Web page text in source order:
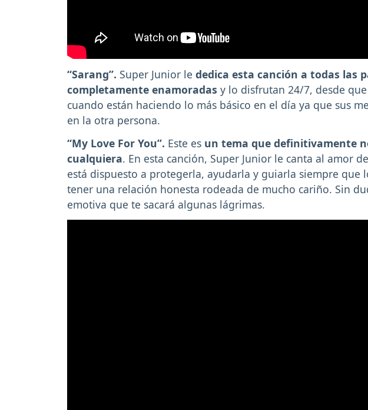
“Sarang”. Super Junior le dedica esta canción a todas las
completamente enamoradas y lo disfrutan 24/7, desde
cuando están haciendo lo más básico en el día ya que sus
en la otra persona.
“My Love For You”. Este es un tema que definitivamente
cualquiera. En esta canción, Super Junior le canta al amor
está dispuesto a protegerla, ayudarla y guiarla siempre que
tener una relación honesta rodeada de mucho cariño. Sin
emotiva que te sacará algunas lágrimas.